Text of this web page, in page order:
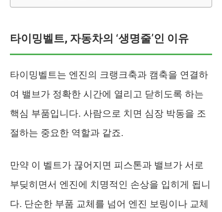
타이밍벨트, 자동차의 ‘생명줄’인 이유
타이밍벨트는 엔진의 크랭크축과 캠축을 연결하
여 밸브가 정확한 시간에 열리고 닫히도록 하는
핵심 부품입니다. 사람으로 치면 심장 박동을 조
절하는 중요한 역할과 같죠.
만약 이 벨트가 끊어지면 피스톤과 밸브가 서로
부딪히면서 엔진에 치명적인 손상을 입히게 됩니
다. 단순한 부품 교체를 넘어 엔진 보링이나 교체